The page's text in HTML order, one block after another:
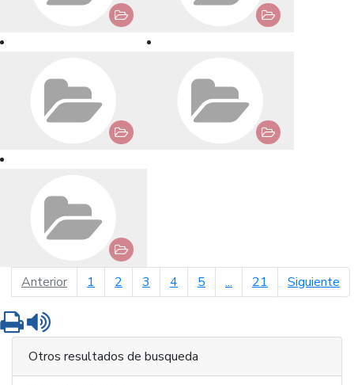
Anteriorpágina anterior
1 2 3 4 5 ... 21 Siguiente
Imprimir
Otros resultados de busqueda